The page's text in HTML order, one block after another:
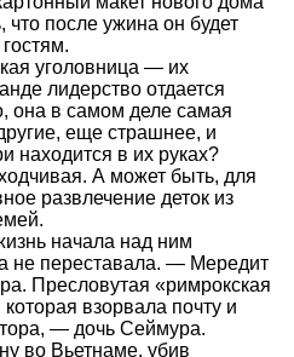
что после ужина он будет
уголовница — их
лидерство отдается
в самом деле самая
еще страшнее, и
находится в их руках?
А может быть, для
развлечение деток из
начала над ним
не переставала. — Мередит
Пресловутая «римрокская
взорвала почту и
— дочь Сеймура.
во Вьетнаме, убив